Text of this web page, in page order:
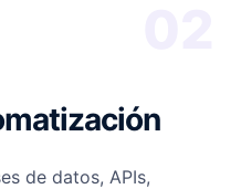
de datos, APIs,